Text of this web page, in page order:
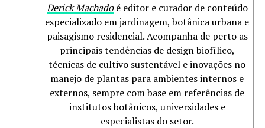
Derick Machadoé editor e curador de conteúdo
especializado em jardinagem, botânica urbana e
paisagismo residencial. Acompanha de perto as
principais tendências de design biofílico,
técnicas de cultivo sustentável e inovações no
manejo de plantas para ambientes internos e
externos, sempre com base em referências de
institutos botânicos, universidades e
especialistas do setor.